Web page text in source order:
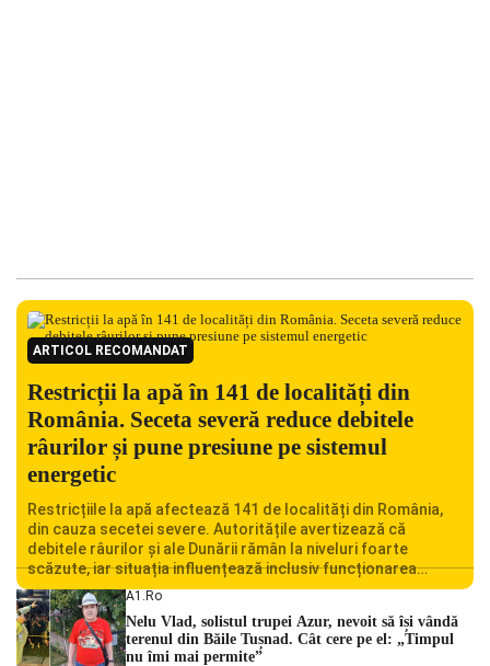
ARTICOL RECOMANDAT
Restricții la apă în 141 de localități din
România. Seceta severă reduce debitele
râurilor și pune presiune pe sistemul
energetic
Restricțiile la apă afectează 141 de localități din România,
din cauza secetei severe. Autoritățile avertizează că
debitele râurilor și ale Dunării rămân la niveluri foarte
scăzute, iar situația influențează inclusiv funcționarea
Centralei Nucleare de la Cernavodă. România se confruntă
cu una dintre cele mai dificile perioade din punct de vedere
hidrologic din ultimii ani. Lipsa […]
A1.ro
Nelu Vlad, solistul trupei Azur, nevoit să își vândă
terenul din Băile Tușnad. Cât cere pe el: „Timpul
nu îmi mai permite”